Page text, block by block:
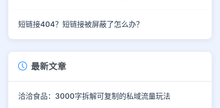
短链接404？短链接被屏蔽了怎么办？
最新文章
洽洽食品：3000字拆解可复制的私域流量玩法